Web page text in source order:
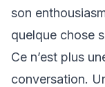
son
quelque chose
Ce n’est plus
conversation.